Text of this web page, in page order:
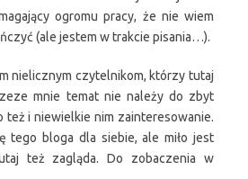
ogromu pracy, że nie wiem
(ale jestem w trakcie pisania…).
nielicznym czytelnikom, którzy tutaj
mnie temat nie należy do zbyt
też i niewielkie nim zainteresowanie.
tego bloga dla siebie, ale miło jest
też zagląda. Do zobaczenia w